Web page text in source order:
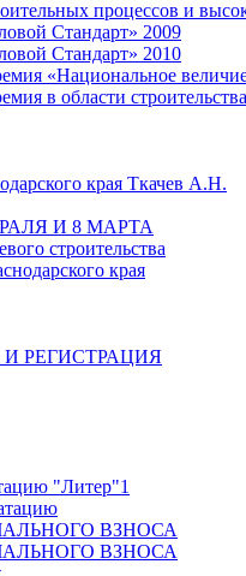
процессов и
Стандарт» 2009
Стандарт» 2010
«Национальное
в области строительства
края Ткачев А.Н.
И 8 МАРТА
строительства
края
РЕГИСТРАЦИЯ
"Литер"1
ВЗНОСА
ВЗНОСА